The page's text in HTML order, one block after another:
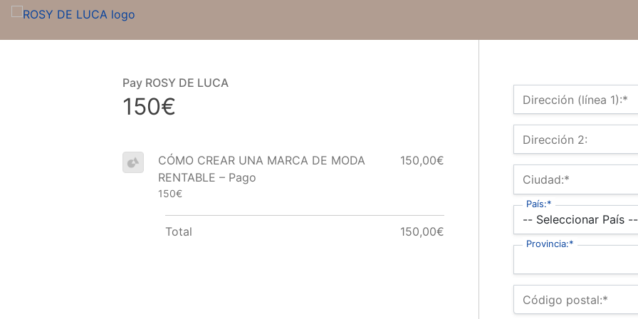
Dirección de
Dirección (línea 1):*
Dirección 2:
Ciudad:*
País:*
Provincia:*
Código postal:*
Pay ROSY DE LUCA
150€
CÓMO CREAR UNA MARCA DE MODA
RENTABLE – Pago
150€
150,00€
Total 150,00€